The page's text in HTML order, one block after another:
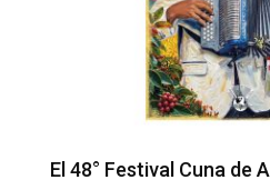
Barranquilla realizará el